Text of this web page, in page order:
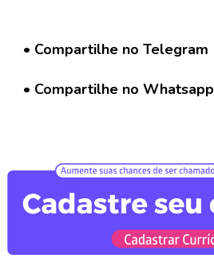
u
r
í
D
i
u
• Compartilhe no Telegram
• Compartilhe no Whatsapp